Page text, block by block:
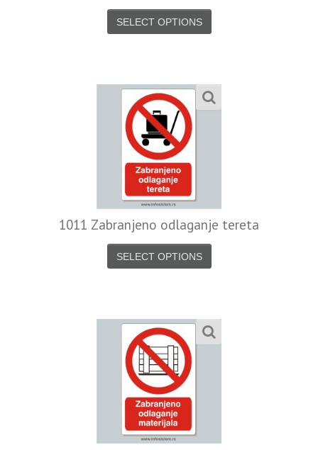
SELECT OPTIONS
1011 Zabranjeno odlaganje tereta
SELECT OPTIONS